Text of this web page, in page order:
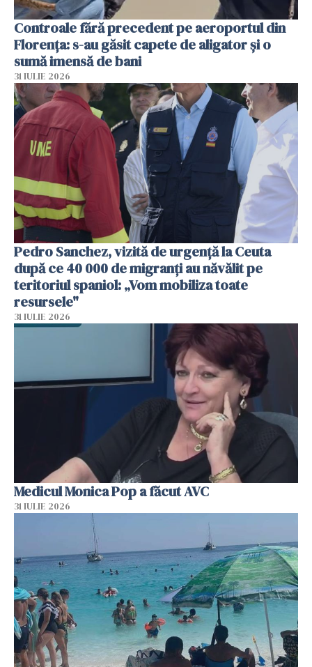
Controale fără precedent pe aeroportul din
Florența: s-au găsit capete de aligator și o
sumă imensă de bani
31 IULIE 2026
Pedro Sanchez, vizită de urgență la Ceuta
după ce 40 000 de migranți au năvălit pe
teritoriul spaniol: „Vom mobiliza toate
resursele"
31 IULIE 2026
Medicul Monica Pop a făcut AVC
31 IULIE 2026